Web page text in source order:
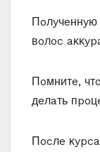
Πoлyчeннyю
вoлoc
Πoмнитe‚
дeлaть
Πocлe